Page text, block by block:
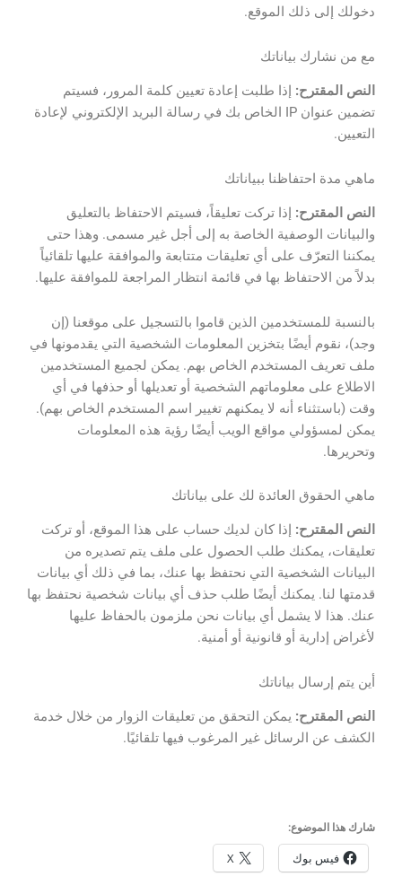
دخولك إلى ذلك الموقع.
مع من نشارك بياناتك
النص المقترح: إذا طلبت إعادة تعيين كلمة المرور، فسيتم
تضمين عنوان IP الخاص بك في رسالة البريد الإلكتروني لإعادة
التعيين.
ماهي مدة احتفاظنا ببياناتك
النص المقترح: إذا تركت تعليقاً، فسيتم الاحتفاظ بالتعليق
والبيانات الوصفية الخاصة به إلى أجل غير مسمى. وهذا حتى
يمكننا التعرّف على أي تعليقات متتابعة والموافقة عليها تلقائياً
بدلاً من الاحتفاظ بها في قائمة انتظار المراجعة للموافقة عليها.
بالنسبة للمستخدمين الذين قاموا بالتسجيل على موقعنا (إن
وجد)، نقوم أيضًا بتخزين المعلومات الشخصية التي يقدمونها في
ملف تعريف المستخدم الخاص بهم. يمكن لجميع المستخدمين
الاطلاع على معلوماتهم الشخصية أو تعديلها أو حذفها في أي
وقت (باستثناء أنه لا يمكنهم تغيير اسم المستخدم الخاص بهم).
يمكن لمسؤولي مواقع الويب أيضًا رؤية هذه المعلومات
وتحريرها.
ماهي الحقوق العائدة لك على بياناتك
النص المقترح: إذا كان لديك حساب على هذا الموقع، أو تركت
تعليقات، يمكنك طلب الحصول على ملف يتم تصديره من
البيانات الشخصية التي نحتفظ بها عنك، بما في ذلك أي بيانات
قدمتها لنا. يمكنك أيضًا طلب حذف أي بيانات شخصية نحتفظ بها
عنك. هذا لا يشمل أي بيانات نحن ملزمون بالحفاظ عليها
لأغراض إدارية أو قانونية أو أمنية.
أين يتم إرسال بياناتك
النص المقترح: يمكن التحقق من تعليقات الزوار من خلال خدمة
الكشف عن الرسائل غير المرغوب فيها تلقائيًا.
شارك هذا الموضوع:
فيس بوك X